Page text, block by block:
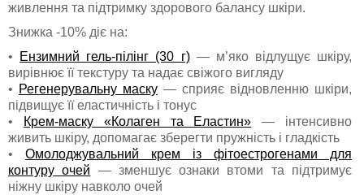
живлення та підтримку здорового балансу шкіри.
Знижка -10% діє на:
•
Ензимний гель-пілінг (30 г)— м’яко відлущує шкіру,
вирівнює її текстуру та надає свіжого вигляду
• Регенерувальну маску — сприяє відновленню шкіри,
підвищує її еластичність і тонус
•
Крем-маску «Колаген та Еластин» — інтенсивно
живить шкіру, допомагає зберегти пружність і гладкість
• Омолоджувальний крем із фітоестрогенами для
контуру очей — зменшує ознаки втоми та підтримує
ніжну шкіру навколо очей